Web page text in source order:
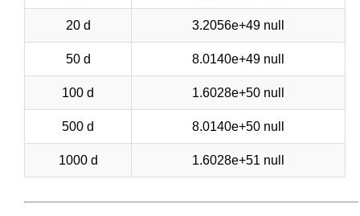
20 d 3.2056e+49 null
50 d 8.0140e+49 null
100 d 1.6028e+50 null
500 d 8.0140e+50 null
1000 d 1.6028e+51 null